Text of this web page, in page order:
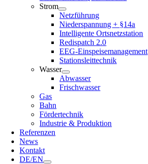
Strom
Netzführung
Niederspannung + §14a
Intelligente Ortsnetzstation
Redispatch 2.0
EEG-Einspeisemanagement
Stationsleittechnik
Wasser
Abwasser
Frischwasser
Gas
Bahn
Fördertechnik
Industrie & Produktion
Referenzen
News
Kontakt
DE/EN